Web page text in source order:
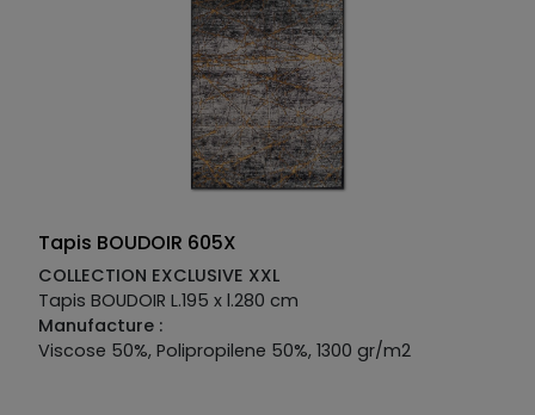
Tapis BOUDOIR 605X
COLLECTION EXCLUSIVE XXL
Tapis BOUDOIR L.195 x l.280 cm
Manufacture :
Viscose 50%, Polipropilene 50%, 1300 gr/m2